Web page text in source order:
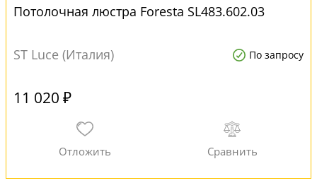
Потолочная люстра Foresta SL483.602.03
ST Luce (Италия) По запросу
11 020 ₽